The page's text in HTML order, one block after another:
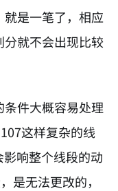
是一笔了，相应
就不会出现比较
件大概容易处理
这样复杂的线
响整个线段的动
是无法更改的，